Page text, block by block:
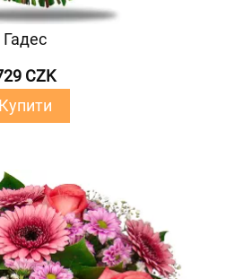
Гадес
CZK
Купити